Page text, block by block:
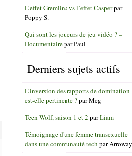
L’effet Gremlins vs l’effet Casperpar
Poppy S.
Qui sont les joueurs de jeu vidéo ? –
DocumentaireparPaul
Derniers sujets actifs
L’inversion des rapports de domination
est-elle pertinente ?parMeg
Teen Wolf, saison 1 et 2 parLiam
Témoignage d'une femme transexuelle
dans une communauté tech parArroway